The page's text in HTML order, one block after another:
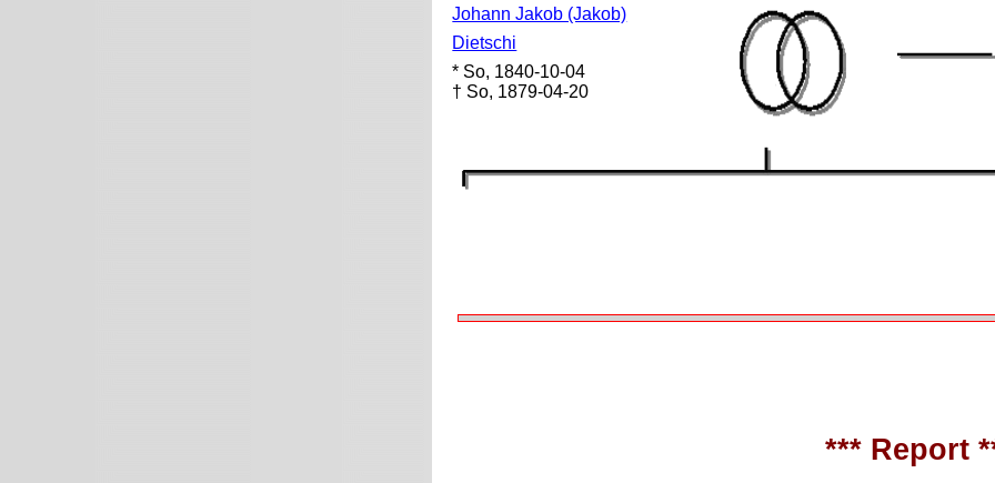
Johann Jakob (Jakob)
Dietschi
* So, 1840-10-04
† So, 1879-04-20
*** Report